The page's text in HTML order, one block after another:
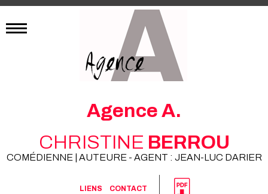
Agence A.
CHRISTINE BERROU
COMÉDIENNE | AUTEURE - AGENT : JEAN-LUC DARIER
LIENS CONTACT